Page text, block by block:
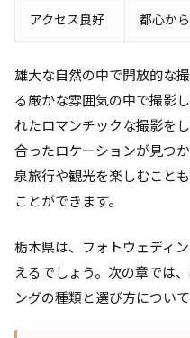
アクセス良好 都心か
雄大な自然の中で開放的な
る厳かな雰囲気の中で撮影
れたロマンチックな撮影を
合ったロケーションが見つ
泉旅行や観光を楽しむこと
ことができます。
栃木県は、フォトウェディ
えるでしょう。次の章では
ングの種類と選び方につい